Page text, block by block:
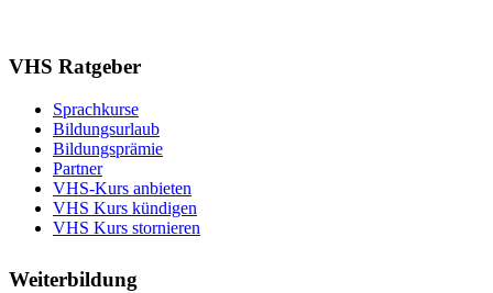
VHS Ratgeber
Sprachkurse
Bildungsurlaub
Bildungsprämie
Partner
VHS-Kurs anbieten
VHS Kurs kündigen
VHS Kurs stornieren
Weiterbildung